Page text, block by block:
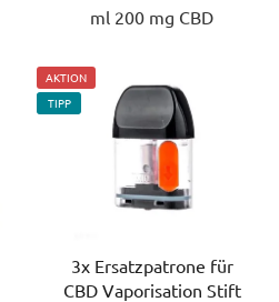
ml 200 mg CBD
AKTION
TIPP
3x Ersatzpatrone für
CBD Vaporisation Stift